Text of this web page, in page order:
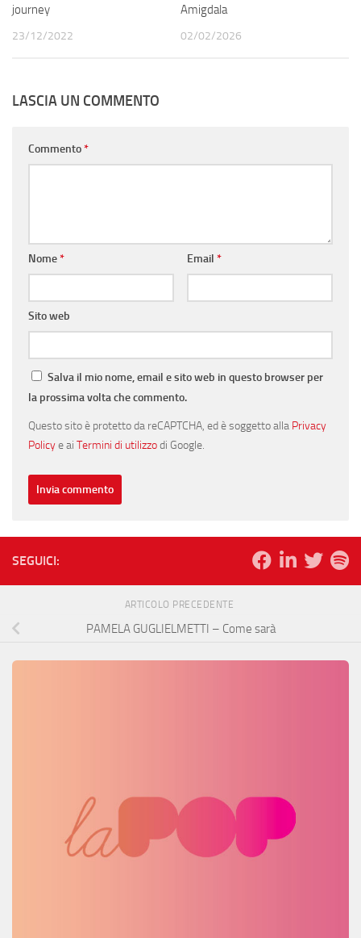
journey
23/12/2022
Amigdala
02/02/2026
LASCIA UN COMMENTO
Commento*
Nome* Email *
Sito web
Salva il mio nome, email e sito web in questo browser per
la prossima volta che commento.
Questo sito è protetto da reCAPTCHA, ed è soggetto alla Privacy
Policye ai Termini di utilizzodi Google.
SEGUICI:
ARTICOLO PRECEDENTE
PAMELA GUGLIELMETTI – Come sarà